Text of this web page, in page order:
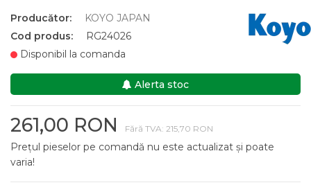
Producător:
KOYO JAPAN
Cod produs:
RG24026
Disponibil la comanda
Alerta stoc
261,00 RON Fără TVA: 215,70 RON
Prețul pieselor pe comandă nu este actualizat și poate
varia!